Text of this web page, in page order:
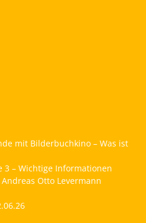
mit Bilderbuchkino – Was ist
3 – Wichtige Informationen
Otto Levermann